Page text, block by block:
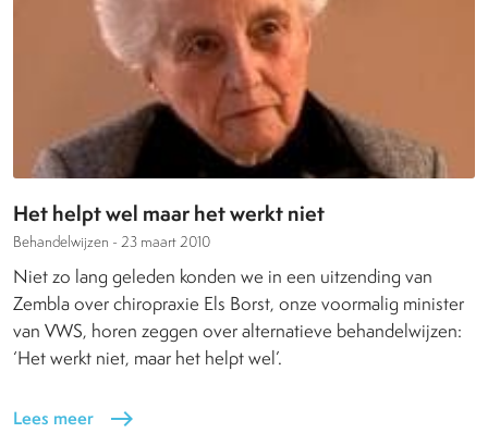
Het helpt wel maar het werkt niet
Behandelwijzen - 23 maart 2010
Niet zo lang geleden konden we in een uitzending van
Zembla over chiropraxie Els Borst, onze voormalig minister
van VWS, horen zeggen over alternatieve behandelwijzen:
‘Het werkt niet, maar het helpt wel’.
Lees meer east